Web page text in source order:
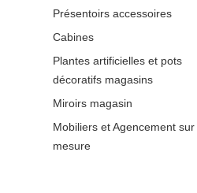
Présentoirs accessoires
Cabines
Plantes artificielles et pots
décoratifs magasins
Miroirs magasin
Mobiliers et Agencement sur
mesure